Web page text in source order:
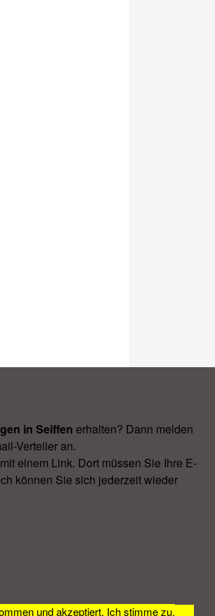
in Seiffen erhalten? Dann melden
Verteiler an.
einem Link. Dort müssen Sie Ihre E-
können Sie sich jederzeit wieder
und akzeptiert. Ich stimme zu,